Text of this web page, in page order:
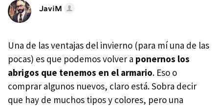
JaviM
Una de las ventajas del invierno (para mí una de las
pocas) es que podemos volver a ponernos los
abrigos que tenemos en el armario. Eso o
comprar algunos nuevos, claro está. Sobra decir
que hay de muchos tipos y colores, pero una